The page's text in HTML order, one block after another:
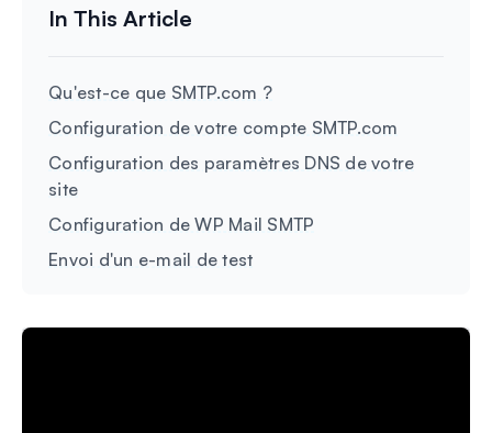
Qu'est-ce que SMTP.com ?
Configuration de votre compte SMTP.com
Configuration des paramètres DNS de votre
site
Configuration de WP Mail SMTP
Envoi d'un e-mail de test